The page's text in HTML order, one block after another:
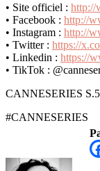
• Site officiel : http://
• Facebook : http://
• Instagram : http://
• Twitter : https://
• Linkedin : https://
• TikTok :
CANNESERIES
#CANNESERIES